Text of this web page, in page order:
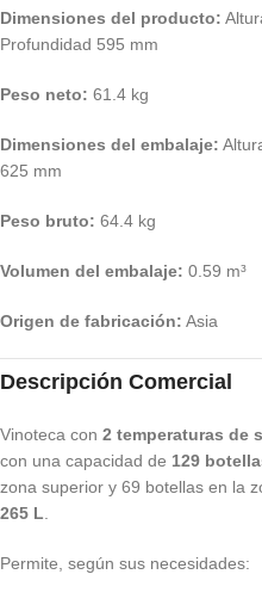
Dimensiones del producto:
Profundidad 595 mm
Peso neto: 61.4 kg
Dimensiones del embalaje:
625 mm
Peso bruto: 64.4 kg
Volumen del embalaje: 0.59 m³
Origen de fabricación: Asia
Descripción Comercial
Vinoteca con 2 temperaturas de
con una capacidad de 129
zona superior y 69 botellas en la
265 L
Permite, según sus necesidades: